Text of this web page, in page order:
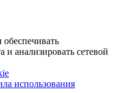
и анализировать сетевой
использования